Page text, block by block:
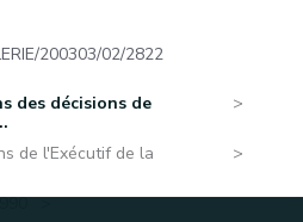
200303/02/2822
des décisions de
de l'Exécutif de la